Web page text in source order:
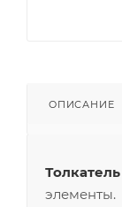
ОПИСАНИЕ
элементы.